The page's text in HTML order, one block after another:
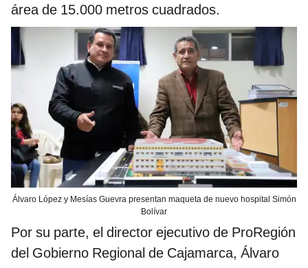
área de 15.000 metros cuadrados.
Álvaro López y Mesías Guevra presentan maqueta de nuevo hospital Simón
Bolívar
Por su parte, el director ejecutivo de ProRegión
del Gobierno Regional de Cajamarca, Álvaro